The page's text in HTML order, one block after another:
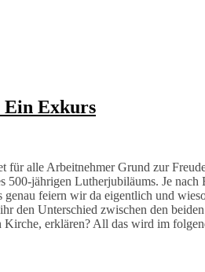
Ein Exkurs
für alle Arbeitnehmer Grund zur
500-jährigen Lutherjubiläums. Je
feiern wir da eigentlich und
den Unterschied zwischen den
Kirche, erklären? All das wird im